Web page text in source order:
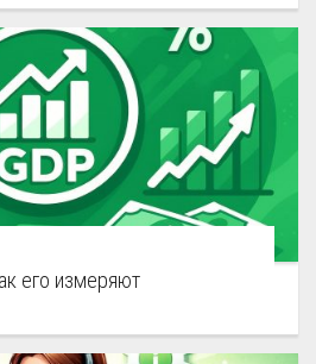
его измеряют